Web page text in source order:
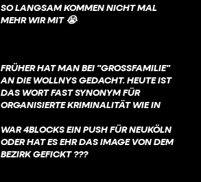
SO LANGSAM KOMMEN NICHT MAL
MEHR WIR MIT 😭
FRÜHER HAT MAN BEI "GROSSFAMILIE" A
N DIE WOLLNYS GEDACHT. HEUTE IST D
AS WORT FAST SYNONYM FÜR O
RGANISIERTE KRIMINALITÄT WIE IN M
CLANKRIMINALITÄT" NICHT MAL EINEN H
ALBEN PROZENT DER BERLINER S
TRAFTATEN AUS.
WAR 4BLOCKS EIN PUSH FÜR NEUKÖLN
ODER HAT ES EHR DAS IMAGE VON DEM
BEZIRK GEFICKT ???